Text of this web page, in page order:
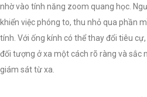
Tại sao chọn Camera Hikvision?
- Chất lượng hình ảnh: Camera
cao, sắc nét và rõ ràng. Bạn sẽ không
trình giám sát. - Giá cả phải chăng: Mặc
Hikvision vẫntin tưởng
nhờ vào tính năng zoom quang học.
khiển việc phóng to, thu nhỏ qua phần
tính. Với ống kính có thể thay đổi tiêu
đối tượng ở xa một cách rõ ràng và sắc
giám sát từ xa.